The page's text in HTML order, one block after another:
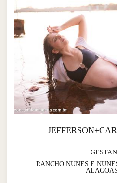
RANCHO NUNES E